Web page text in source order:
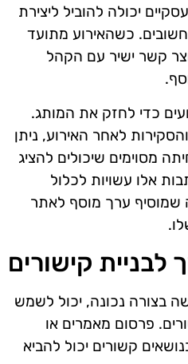
יכולה להוביל ליצירת
חשובים. כשהאירוע מתועד
קשר ישיר עם הקהל
כדי לחזק את המותג.
לאחר האירוע, ניתן
מסוימים שיכולים להציג
אלו עשויות לכלול
שמוסיף ערך מוסף לאתר
לבניית קישורים
בצורה נכונה, יכול לשמש
פרסום מאמרים או
קשורים יכול להביא